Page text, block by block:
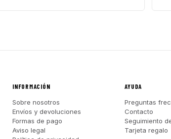
INFORMACIÓN
Sobre nosotros
Envíos y devoluciones
Formas de pago
Aviso legal
AYUDA
Preguntas
Contacto
Seguimiento
Tarjeta regalo